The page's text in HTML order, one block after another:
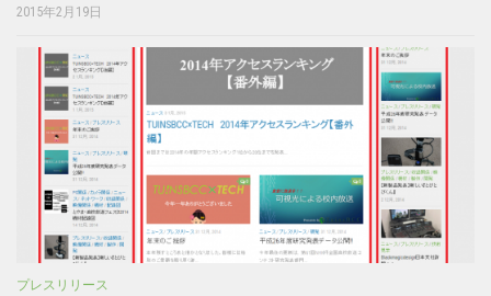
2015年2月19日
プレスリリース